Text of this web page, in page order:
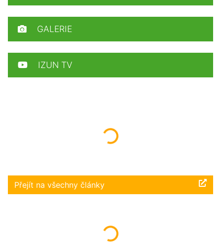
Načítám...
Přejít na všechny články
Načítám...
GALERIE
IZUN TV